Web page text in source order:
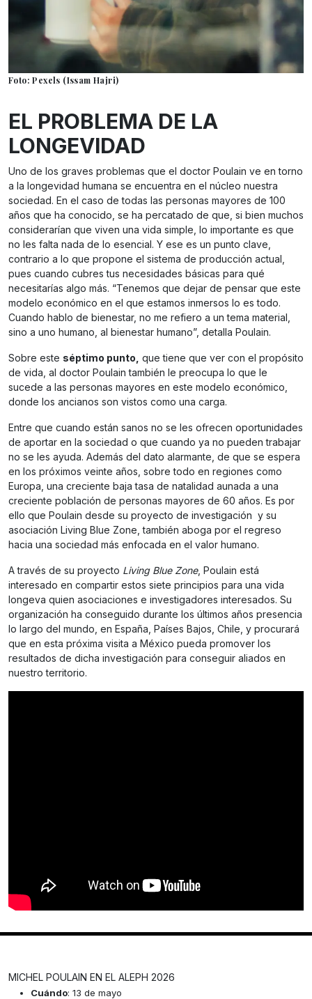
Foto: Pexels (Issam Hajri)
EL PROBLEMA DE LA
LONGEVIDAD
Uno de los graves problemas que el doctor Poulain ve en torno
a la longevidad humana se encuentra en el núcleo nuestra
sociedad. En el caso de todas las personas mayores de 100
años que ha conocido, se ha percatado de que, si bien muchos
considerarían que viven una vida simple, lo importante es que
no les falta nada de lo esencial. Y ese es un punto clave,
contrario a lo que propone el sistema de producción actual,
pues cuando cubres tus necesidades básicas para qué
necesitarías algo más. “Tenemos que dejar de pensar que este
modelo económico en el que estamos inmersos lo es todo.
Cuando hablo de bienestar, no me refiero a un tema material,
sino a uno humano, al bienestar humano”, detalla Poulain.
Sobre este séptimo punto, que tiene que ver con el propósito
de vida, al doctor Poulain también le preocupa lo que le
sucede a las personas mayores en este modelo económico,
donde los ancianos son vistos como una carga.
Entre que cuando están sanos no se les ofrecen oportunidades
de aportar en la sociedad o que cuando ya no pueden trabajar
no se les ayuda. Además del dato alarmante, de que se espera
en los próximos veinte años, sobre todo en regiones como
Europa, una creciente baja tasa de natalidad aunada a una
creciente población de personas mayores de 60 años. Es por
ello que Poulain desde su proyecto de investigación y su
asociación Living Blue Zone, también aboga por el regreso
hacia una sociedad más enfocada en el valor humano.
A través de su proyecto Living Blue Zone, Poulain está
interesado en compartir estos siete principios para una vida
longeva quien asociaciones e investigadores interesados. Su
organización ha conseguido durante los últimos años presencia
lo largo del mundo, en España, Países Bajos, Chile, y procurará
que en esta próxima visita a México pueda promover los
resultados de dicha investigación para conseguir aliados en
nuestro territorio.
MICHEL POULAIN EN EL ALEPH 2026
Cuándo: 13 de mayo